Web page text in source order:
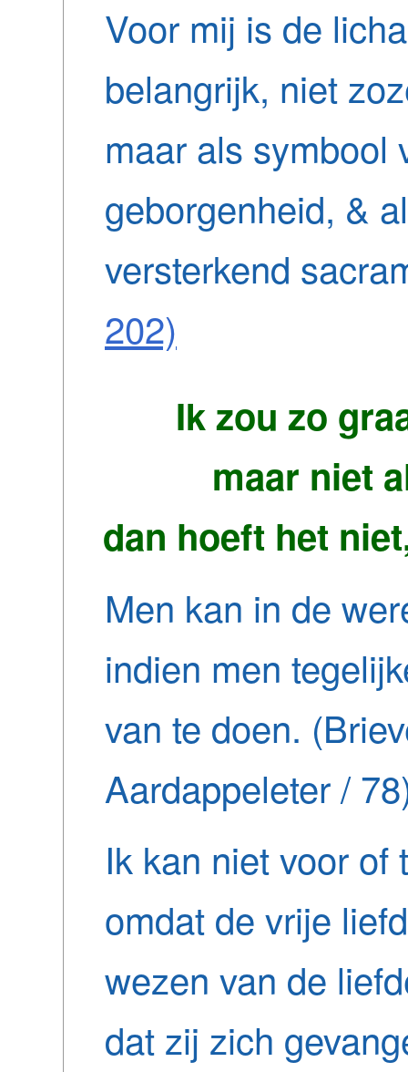
Voor mij is de
belangrijk, niet
maar als symbool
geborgenheid, &
versterkend
202)
Ik zou zo
maar niet
dan hoeft het
Men kan in de
indien men
van te doen.
Aardappeleter /
Ik kan niet voor of
omdat de vrije
wezen van de
dat zij zich